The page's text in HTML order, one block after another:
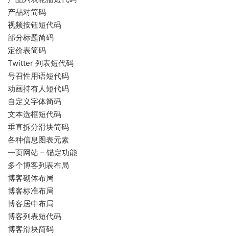
产品对简码
视频按钮短代码
部分标题简码
定价表简码
Twitter 列表短代码
号召性用语短代码
动画持有人短代码
自定义字体简码
文本选框短代码
垂直拆分滑块简码
各种信息图表元素
一页网站 – 锚定功能
多个博客列表布局
博客砌体布局
博客标准布局
博客居中布局
博客列表短代码
博客滑块简码